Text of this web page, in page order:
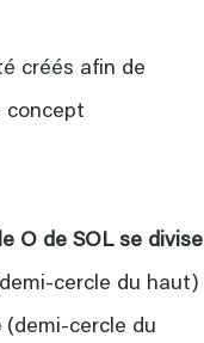
créés afin de
concept
le O de SOL se divise
cercle du haut)
(demi-cercle du